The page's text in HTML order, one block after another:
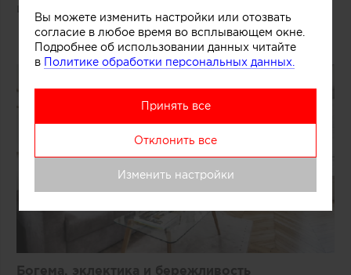
и декором.
Богема, эклектика и бережливость
Вы можете изменить настройки или отозвать
согласие в любое время во всплывающем окне.
Подробнее об использовании данных читайте
в Политике обработки персональных данных.
Принять все
Отклонить все
Изменить настройки